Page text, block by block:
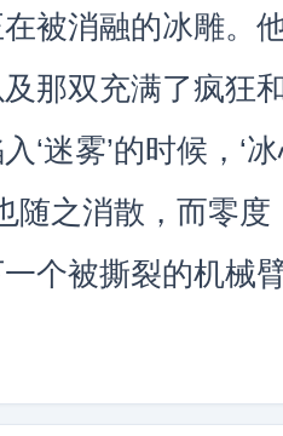
被消融的冰雕。
那双充满了疯狂
‘迷雾’的时候，‘
随之消散，而零
个被撕裂的机械